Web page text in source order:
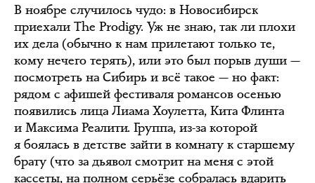
В ноябре случилось чудо: в Новосибирск
приехали The Prodigy. Уж не знаю, так ли плохи
их дела (обычно к нам прилетают только те,
кому нечего терять), или это был порыв души —
посмотреть на Сибирь и всё такое — но факт:
рядом с афишей фестиваля романсов осенью
появились лица Лиама Хоулетта, Кита Флинта
и Максима Реалити. Группа, из-за которой
я боялась в детстве зайти в комнату к старшему
брату (что за дьявол смотрит на меня с этой
кассеты, на полном серьёзе собралась вдарить